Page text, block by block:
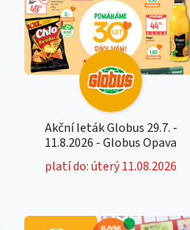
Akční leták Globus 29.7. -
11.8.2026 - Globus Opava
platí do: úterý 11.08.2026